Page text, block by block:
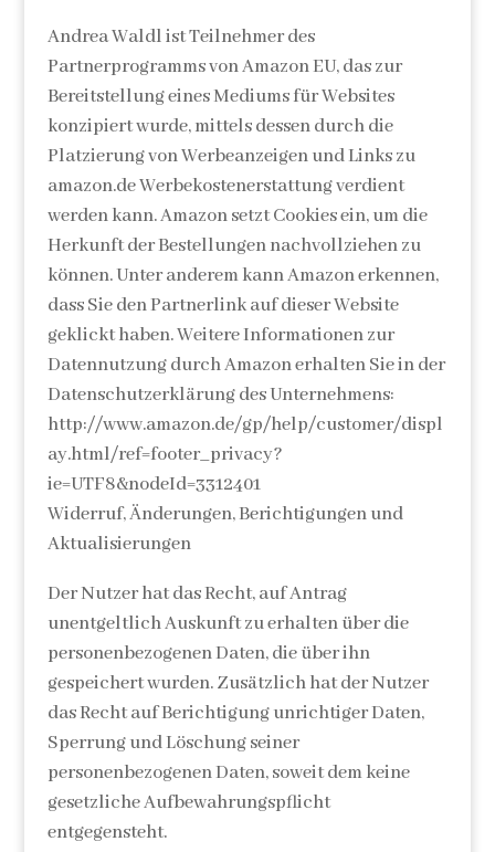
Andrea Waldl ist Teilnehmer des
Partnerprogramms von Amazon EU, das zur
Bereitstellung eines Mediums für Websites
konzipiert wurde, mittels dessen durch die
Platzierung von Werbeanzeigen und Links zu
amazon.de Werbekostenerstattung verdient
werden kann. Amazon setzt Cookies ein, um die
Herkunft der Bestellungen nachvollziehen zu
können. Unter anderem kann Amazon erkennen,
dass Sie den Partnerlink auf dieser Website
geklickt haben. Weitere Informationen zur
Datennutzung durch Amazon erhalten Sie in der
Datenschutzerklärung des Unternehmens:
http://www.amazon.de/gp/help/customer/displ
ay.html/ref=footer_privacy?
ie=UTF8&nodeId=3312401
Widerruf, Änderungen, Berichtigungen und
Aktualisierungen
Der Nutzer hat das Recht, auf Antrag
unentgeltlich Auskunft zu erhalten über die
personenbezogenen Daten, die über ihn
gespeichert wurden. Zusätzlich hat der Nutzer
das Recht auf Berichtigung unrichtiger Daten,
Sperrung und Löschung seiner
personenbezogenen Daten, soweit dem keine
gesetzliche Aufbewahrungspflicht
entgegensteht.